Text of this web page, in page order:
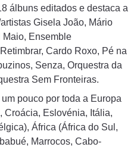
álbuns editados e destaca a
Gisela João, Mário
Maio, Ensemble
Cardo Roxo, Pé na
Senza, Orquestra da
Sem Fronteiras.
pouco por toda a Europa
Croácia, Eslovénia, Itália,
África (África do Sul,
Marrocos, Cabo-